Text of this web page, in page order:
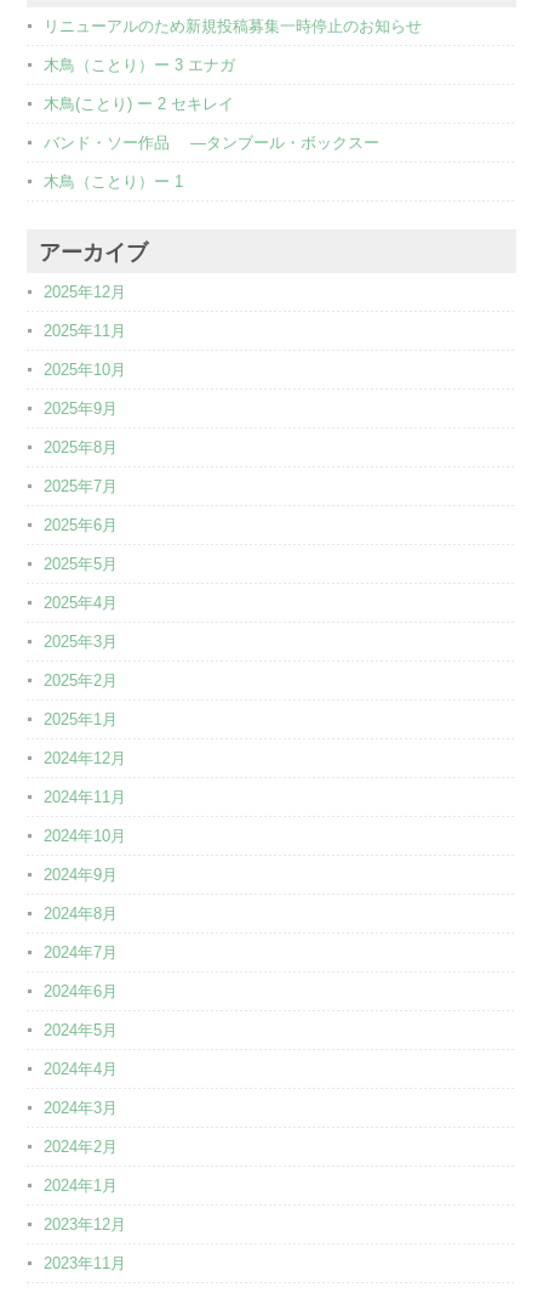
リニューアルのため新規投稿募集一時停止のお知らせ
木鳥（ことり）ー 3 エナガ
木鳥(ことり) ー 2 セキレイ
バンド・ソー作品 ―タンブール・ボックスー
木鳥（ことり）ー 1
アーカイブ
2025年12月
2025年11月
2025年10月
2025年9月
2025年8月
2025年7月
2025年6月
2025年5月
2025年4月
2025年3月
2025年2月
2025年1月
2024年12月
2024年11月
2024年10月
2024年9月
2024年8月
2024年7月
2024年6月
2024年5月
2024年4月
2024年3月
2024年2月
2024年1月
2023年12月
2023年11月